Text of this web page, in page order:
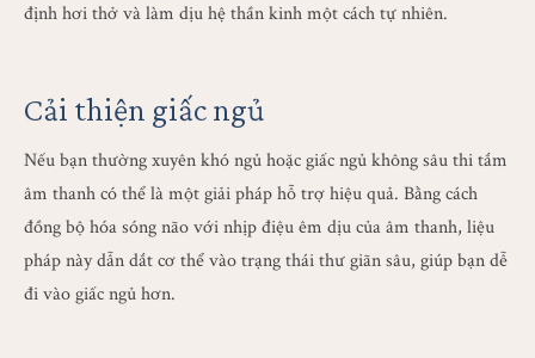
định hơi thở và làm dịu hệ thần kinh một cách tự nhiên.
Cải thiện giấc ngủ
Nếu bạn thường xuyên khó ngủ hoặc giấc ngủ không sâu thi tắm
âm thanh có thể là một giải pháp hỗ trợ hiệu quả. Bằng cách
đồng bộ hóa sóng não với nhịp điệu êm dịu của âm thanh, liệu
pháp này dẫn dắt cơ thể vào trạng thái thư giãn sâu, giúp bạn dễ
đi vào giấc ngủ hơn.